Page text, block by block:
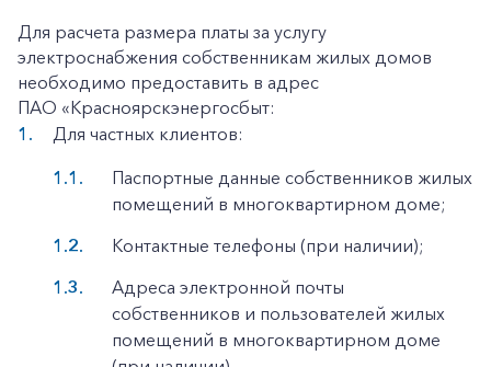
Для расчета размера платы за услугу
электроснабжения собственникам жилых домов
необходимо предоставить в адрес
ПАО «Красноярскэнергосбыт:
Для частных клиентов:
Паспортные данные собственников жилых
помещений в многоквартирном доме;
Контактные телефоны (при наличии);
Адреса электронной почты
собственников и пользователей жилых
помещений в многоквартирном доме